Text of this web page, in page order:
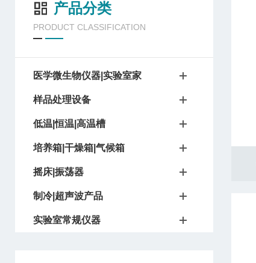
产品分类
PRODUCT CLASSIFICATION
医学微生物仪器|实验室家
样品处理设备
低温|恒温|高温槽
培养箱|干燥箱|气候箱
摇床|振荡器
制冷|超声波产品
实验室常规仪器